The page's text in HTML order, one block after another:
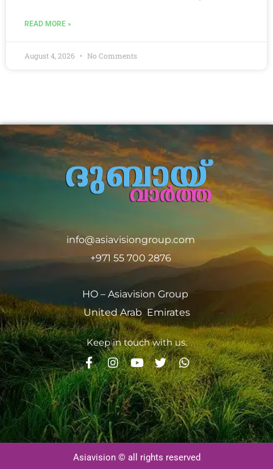
READ MORE »
August 4, 2026 No Comments
info@asiavisiongroup.com
+971 55 700 2876
HO – Asiavision Group
United Arab Emirates
Keep in touch with us.
Asiavision © all rights reserved